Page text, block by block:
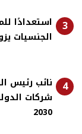
3
استعدادًا
الجنسيات
4
نائب رئيس
شركات
2030